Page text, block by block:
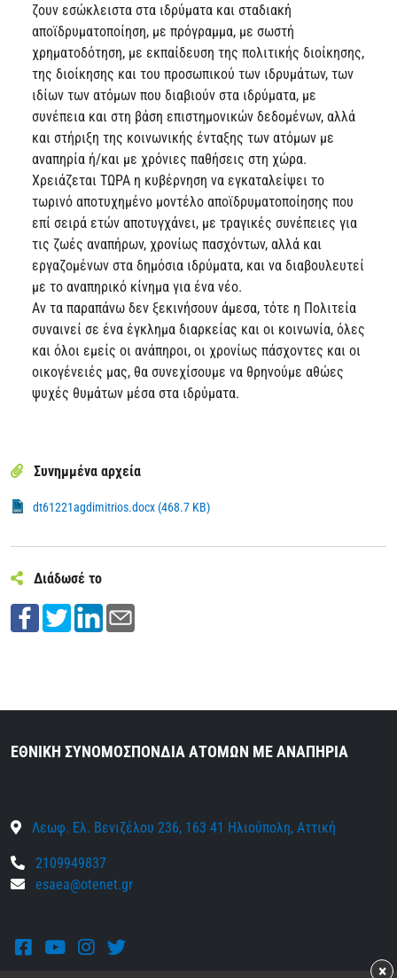
ζουν εσώκλειστα στα ιδρύματα και σταδιακή
αποϊδρυματοποίηση, με πρόγραμμα, με σωστή
χρηματοδότηση, με εκπαίδευση της πολιτικής διοίκησης,
της διοίκησης και του προσωπικού των ιδρυμάτων, των
ιδίων των ατόμων που διαβιούν στα ιδρύματα, με
συνέπεια και στη βάση επιστημονικών δεδομένων, αλλά
και στήριξη της κοινωνικής ένταξης των ατόμων με
αναπηρία ή/και με χρόνιες παθήσεις στη χώρα.
Χρειάζεται ΤΩΡΑ η κυβέρνηση να εγκαταλείψει το
τωρινό αποτυχημένο μοντέλο αποϊδρυματοποίησης που
επί σειρά ετών αποτυγχάνει, με τραγικές συνέπειες για
τις ζωές αναπήρων, χρονίως πασχόντων, αλλά και
εργαζομένων στα δημόσια ιδρύματα, και να διαβουλευτεί
με το αναπηρικό κίνημα για ένα νέο.
Αν τα παραπάνω δεν ξεκινήσουν άμεσα, τότε η Πολιτεία
συναινεί σε ένα έγκλημα διαρκείας και οι κοινωνία, όλες
και όλοι εμείς οι ανάπηροι, οι χρονίως πάσχοντες και οι
οικογένειές μας, θα συνεχίσουμε να θρηνούμε αθώες
ψυχές θυμάτων μέσα στα ιδρύματα.
Συνημμένα αρχεία
dt61221agdimitrios.docx (468.7 KB)
Διάδωσέ το
ΕΘΝΙΚΗ ΣΥΝΟΜΟΣΠΟΝΔΙΑ ΑΤΟΜΩΝ ΜΕ ΑΝΑΠΗΡΙΑ
Λεωφ. Ελ. Βενιζέλου 236, 163 41 Ηλιούπολη, Αττική
2109949837
esaea@otenet.gr
FacebookYoutubeInstagram
Twitter
×